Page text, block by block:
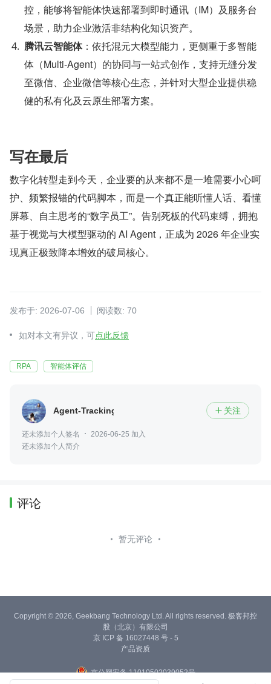
控，能够将智能体快速部署到即时通讯（IM）及服务台
场景，助力企业激活非结构化知识资产。
腾讯云智能体：依托混元大模型能力，更侧重于多智能
体（Multi-Agent）的协同与一站式创作，支持无缝分发
至微信、企业微信等核心生态，并针对大型企业提供稳
健的私有化及云原生部署方案。
写在最后
数字化转型走到今天，企业要的从来都不是一堆需要小心呵
护、频繁报错的代码脚本，而是一个真正能听懂人话、看懂
屏幕、自主思考的“数字员工”。告别死板的代码束缚，拥抱
基于视觉与大模型驱动的 AI Agent，正成为 2026 年企业实
现真正极致降本增效的破局核心。
发布于: 2026-07-06 阅读数: 70
如对本文有异议，可点此反馈
RPA 智能体评估
Agent-Tracking  关注
还未添加个人签名
2026-06-25 加入
还未添加个人简介
评论
暂无评论
Copyright © 2026, Geekbang Technology Ltd. All rights reserved. 极客邦控
股（北京）有限公司
京 ICP 备 16027448 号 - 5
产品资质
京公网安备 11010502039052号